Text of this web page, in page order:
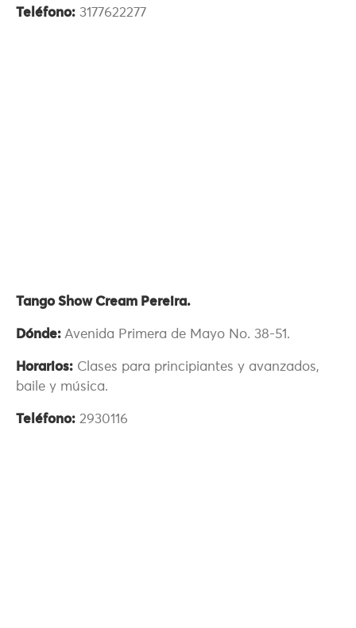
Teléfono: 3177622277
Tango Show Cream Pereira.
Dónde: Avenida Primera de Mayo No. 38-51.
Horarios: Clases para principiantes y avanzados,
baile y música.
Teléfono: 2930116